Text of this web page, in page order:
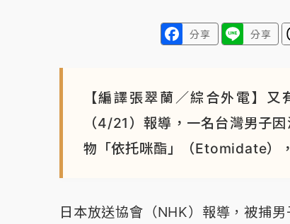
分享 分享
【編譯張翠蘭／綜合外電】
（4/21）報導，一名台灣男子
物「依托咪酯」（Etomidate）
日本放送協會（NHK）報導，被捕